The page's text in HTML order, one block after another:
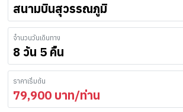
สนามบินสุวรรณภูมิ
จำนวนวันเดินทาง
8 วัน 5 คืน
ราคาเริ่มต้น
79,900 บาท/ท่าน